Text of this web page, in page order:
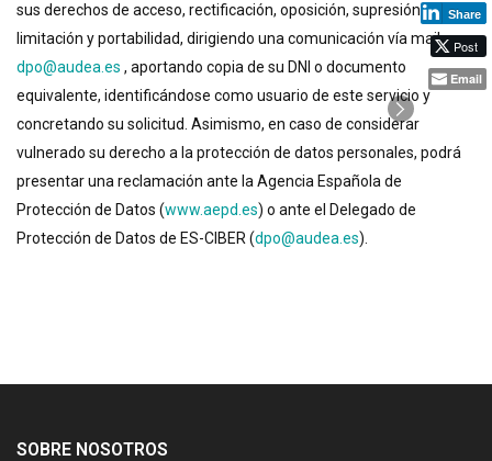
sus derechos de acceso, rectificación, oposición, supresión,
limitación y portabilidad, dirigiendo una comunicación vía mail a
dpo@audea.es , aportando copia de su DNI o documento
equivalente, identificándose como usuario de este servicio y
concretando su solicitud. Asimismo, en caso de considerar
vulnerado su derecho a la protección de datos personales, podrá
presentar una reclamación ante la Agencia Española de
Protección de Datos (www.aepd.es) o ante el Delegado de
Protección de Datos de ES-CIBER (dpo@audea.es).
SOBRE NOSOTROS
Share
Post
Email